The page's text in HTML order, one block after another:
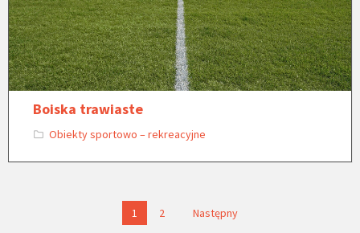
Boiska trawiaste
Obiekty sportowo – rekreacyjne
1 2 Następny